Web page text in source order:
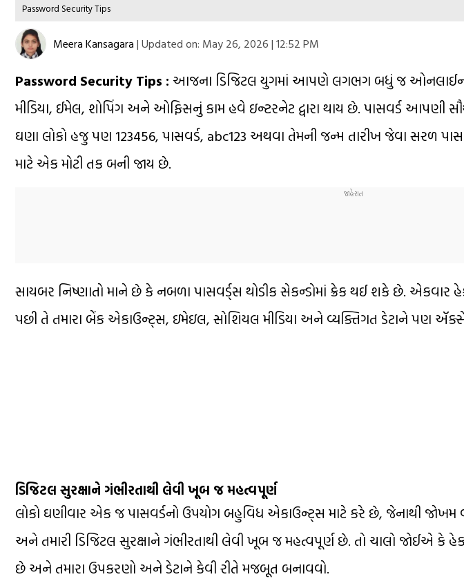
Password Security Tips
Meera Kansagara | Updated on: May 26, 2026 | 12:52 PM
Password Security Tips : આજના ડિજિટલ યુગમાં આપણે લગભગ બધું જ ઓનલાઈન
મીડિયા, ઈમેલ, શોપિંગ અને ઓફિસનું કામ હવે ઇન્ટરનેટ દ્વારા થાય છે. પાસવર્ડ આપણી
ઘણા લોકો હજુ પણ 123456, પાસવર્ડ, abc123 અથવા તેમની જન્મ તારીખ જેવા સરળ
માટે એક મોટી તક બની જાય છે.
સાયબર નિષ્ણાતો માને છે કે નબળા પાસવર્ડ્સ થોડીક સેકન્ડોમાં ક્રેક થઈ શકે છે. એકવાર
પછી તે તમારા બેંક એકાઉન્ટ્સ, ઇમેઇલ, સોશિયલ મીડિયા અને વ્યક્તિગત ડેટાને પણ
ડિજિટલ સુરક્ષાને ગંભીરતાથી લેવી ખૂબ જ મહત્વપૂર્ણ
લોકો ઘણીવાર એક જ પાસવર્ડનો ઉપયોગ બહુવિધ એકાઉન્ટ્સ માટે કરે છે, જેનાથી
અને તમારી ડિજિટલ સુરક્ષાને ગંભીરતાથી લેવી ખૂબ જ મહત્વપૂર્ણ છે. તો ચાલો જોઈએ કે
છે અને તમારા ઉપકરણો અને ડેટાને કેવી રીતે મજબૂત બનાવવો.